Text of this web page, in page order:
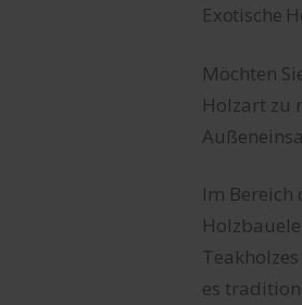
Exotische
Möchten
Holzart zu
Im
es